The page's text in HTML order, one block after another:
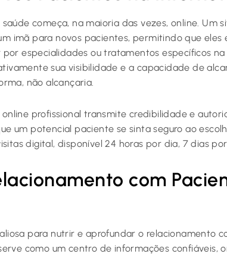
começa, na maioria das vezes, online. Um
imã para novos pacientes, permitindo que eles
por especialidades ou tratamentos específicos
sua visibilidade e a capacidade de
não alcançaria.
profissional transmite credibilidade e
um potencial paciente se sinta seguro ao
digital, disponível 24 horas por dia, 7 dias
com
para nutrir e aprofundar o relacionamento
como um centro de informações confiáveis,